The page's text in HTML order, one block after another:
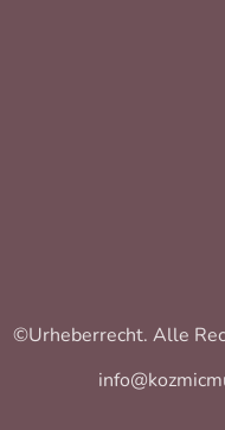
©Urheberrecht. Alle